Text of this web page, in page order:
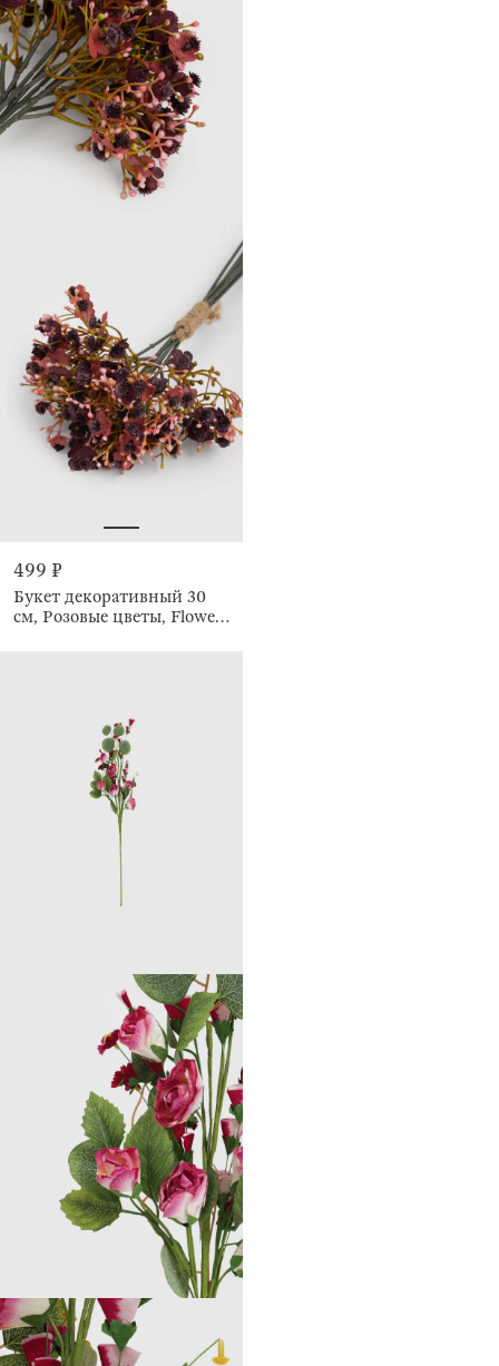
499 ₽
Букет декоративный 30
см, Розовые цветы, Flower